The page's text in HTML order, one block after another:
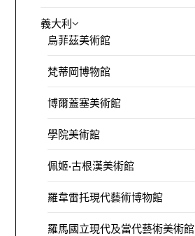
義大利
烏菲茲美術館
梵蒂岡博物館
博爾蓋塞美術館
學院美術館
佩姬·古根漢美術館
羅韋雷托現代藝術博物館
羅馬國立現代及當代藝術美術館